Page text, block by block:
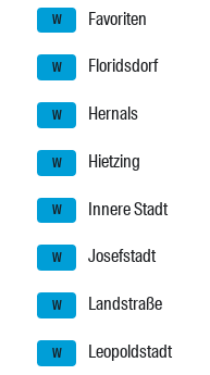
W Favoriten
W Floridsdorf
W Hernals
W Hietzing
W Innere Stadt
W Josefstadt
W Landstraße
W Leopoldstadt